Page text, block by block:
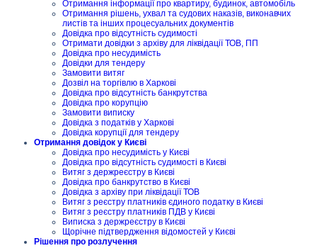
Отримання інформації про квартиру, будинок, автомобіль
Отримання рішень, ухвал та судових наказів, виконавчих
листів та інших процесуальних документів
Довідка про відсутність судимості
Отримати довідки з архіву для ліквідації ТОВ, ПП
Довідка про несудимість
Довідки для тендеру
Замовити витяг
Дозвіл на торгівлю в Харкові
Довідка про відсутність банкрутства
Довідка про корупцію
Замовити виписку
Довідка з податків у Харкові
Довідка корупції для тендеру
Отримання довідок у Києві
Довідка про несудимість у Києві
Довідка про відсутність судимості в Києві
Витяг з держреєстру в Києві
Довідка про банкрутство в Києві
Довідка з архіву при ліквідації ТОВ
Витяг з реєстру платників єдиного податку в Києві
Витяг з реєстру платників ПДВ у Києві
Виписка з держреєстру в Києві
Щорічне підтвердження відомостей у Києві
Рішення про розлучення